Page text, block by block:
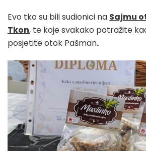
Evo tko su bili sudionici na Sajmu
Tkon, te koje svakako potražite
posjetite otok Pašman.